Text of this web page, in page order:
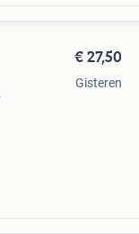
€ 27,50
Gisteren